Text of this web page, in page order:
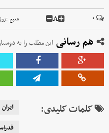
۰ A منبع :
هم رسانی این مطلب را به
کلمات کلیدی: ایران